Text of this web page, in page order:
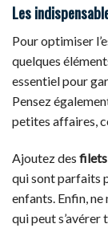
Les
Pour optimiser
quelques
essentiel pour
Pensez
petites affaires,
Ajoutez des filets
qui sont parfaits
enfants. Enfin,
qui peut s’avérer